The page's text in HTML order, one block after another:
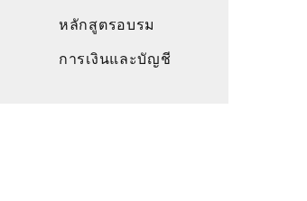
หลักสูตรอบรม
การเงินและบัญชี